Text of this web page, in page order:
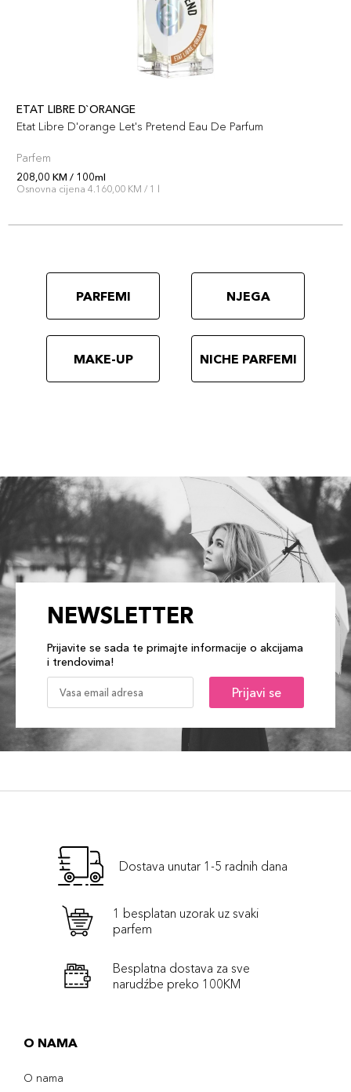
ETAT LIBRE D`ORANGE
Etat Libre D'orange Let's Pretend Eau De Parfum
Parfem
208,00 KM / 100ml
Osnovna cijena 4.160,00 KM / 1 l
PARFEMI NJEGA
MAKE-UP NICHE PARFEMI
NEWSLETTER
Prijavite se sada te primajte informacije o akcijama
i trendovima!
Prijavi se
Dostava unutar 1-5 radnih dana
1 besplatan uzorak uz svaki
parfem
Besplatna dostava za sve
narudźbe preko 100KM
O NAMA
O nama